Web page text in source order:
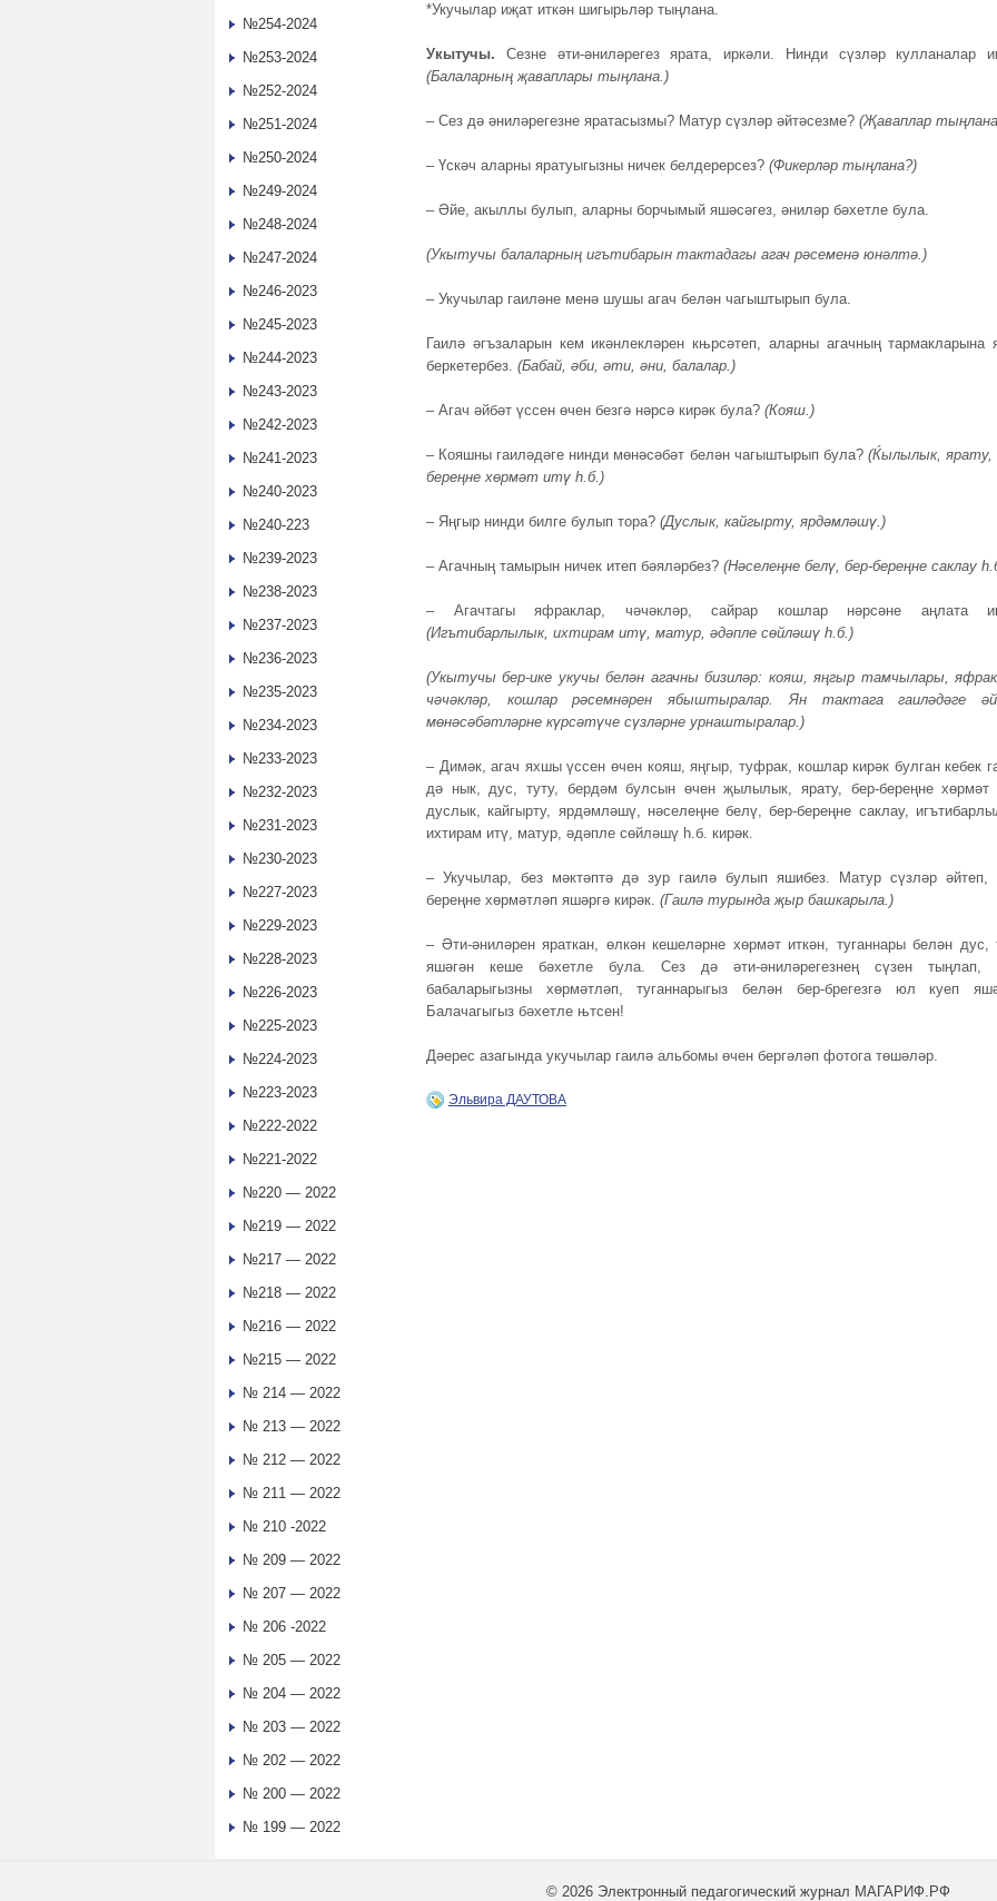
*Укучылар иҗат иткән шигырьләр тыңлана.
Укытучы. Сезне әти-әниләрегез ярата, иркәли. Нинди сүзләр кулланалар
(Балаларның җаваплары тыңлана.)
– Сез дә әниләрегезне яратасызмы? Матур сүзләр әйтәсезме? (Җаваплар
– Үскәч аларны яратуыгызны ничек белдерерсез? (Фикерләр тыңлана?)
– Әйе, акыллы булып, аларны борчымый яшәсәгез, әниләр бәхетле була.
(Укытучы балаларның игътибарын тактадагы агач рәсеменә юнәлтә.)
– Укучылар гаиләне менә шушы агач белән чагыштырып була.
Гаилә әгъзаларын кем икәнлекләрен књрсәтеп, аларны агачның тармакларына
беркетербез. (Бабай, әби, әти, әни, балалар.)
– Агач әйбәт үссен өчен безгә нәрсә кирәк була? (Кояш.)
– Кояшны гаиләдәге нинди мөнәсәбәт белән чагыштырып була? (Ќылылык, ярату,
береңне хөрмәт итү һ.б.)
– Яңгыр нинди билге булып тора? (Дуслык, кайгырту, ярдәмләшү.)
– Агачның тамырын ничек итеп бәяләрбез? (Нәселеңне белү, бер-береңне саклау
– Агачтагы яфраклар, чәчәкләр, сайрар кошлар нәрсәне аңлата
(Игътибарлылык, ихтирам итү, матур, әдәпле сөйләшү һ.б.)
(Укытучы бер-ике укучы белән агачны бизиләр: кояш, яңгыр тамчылары,
чәчәкләр, кошлар рәсемнәрен ябыштыралар. Ян тактага гаиләдәге
мөнәсәбәтләрне күрсәтүче сүзләрне урнаштыралар.)
– Димәк, агач яхшы үссен өчен кояш, яңгыр, туфрак, кошлар кирәк булган кебек
дә нык, дус, туту, бердәм булсын өчен җылылык, ярату, бер-береңне хөрмәт
дуслык, кайгырту, ярдәмләшү, нәселеңне белү, бер-береңне саклау,
ихтирам итү, матур, әдәпле сөйләшү һ.б. кирәк.
– Укучылар, без мәктәптә дә зур гаилә булып яшибез. Матур сүзләр әйтеп,
береңне хөрмәтләп яшәргә кирәк. (Гаилә турында җыр башкарыла.)
– Әти-әниләрен яраткан, өлкән кешеләрне хөрмәт иткән, туганнары белән дус,
яшәгән кеше бәхетле була. Сез дә әти-әниләрегезнең сүзен тыңлап,
бабаларыгызны хөрмәтләп, туганнарыгыз белән бер-брегезгә юл куеп
Балачагыгыз бәхетле њтсен!
Дәерес азагында укучылар гаилә альбомы өчен бергәләп фотога төшәләр.
Эльвира ДАУТОВА
№254-2024
№253-2024
№252-2024
№251-2024
№250-2024
№249-2024
№248-2024
№247-2024
№246-2023
№245-2023
№244-2023
№243-2023
№242-2023
№241-2023
№240-2023
№240-223
№239-2023
№238-2023
№237-2023
№236-2023
№235-2023
№234-2023
№233-2023
№232-2023
№231-2023
№230-2023
№227-2023
№229-2023
№228-2023
№226-2023
№225-2023
№224-2023
№223-2023
№222-2022
№221-2022
№220 — 2022
№219 — 2022
№217 — 2022
№218 — 2022
№216 — 2022
№215 — 2022
№ 214 — 2022
№ 213 — 2022
№ 212 — 2022
№ 211 — 2022
№ 210 -2022
№ 209 — 2022
№ 207 — 2022
№ 206 -2022
№ 205 — 2022
№ 204 — 2022
№ 203 — 2022
№ 202 — 2022
№ 200 — 2022
№ 199 — 2022
© 2026 Электронный педагогический журнал МАГАРИФ.РФ